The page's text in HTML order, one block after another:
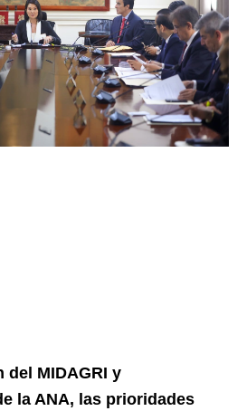
del MIDAGRI y
la ANA, las prioridades